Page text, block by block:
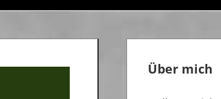
Über mich